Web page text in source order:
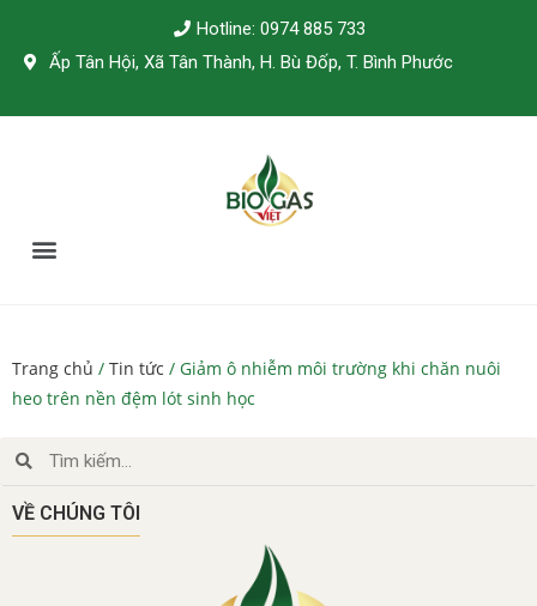
Hotline: 0974 885 733
Ấp Tân Hội, Xã Tân Thành, H. Bù Đốp, T. Bình Phước
Trang chủ / Tin tức / Giảm ô nhiễm môi trường khi chăn nuôi
heo trên nền đệm lót sinh học
VỀ CHÚNG TÔI